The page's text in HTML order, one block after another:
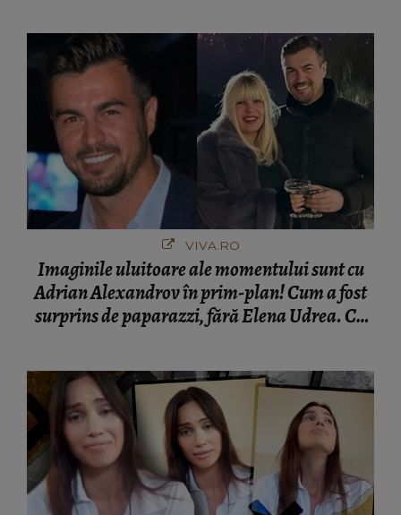
VIVA.RO
Imaginile uluitoare ale momentului sunt cu
Adrian Alexandrov în prim-plan! Cum a fost
surprins de paparazzi, fără Elena Udrea. Cu